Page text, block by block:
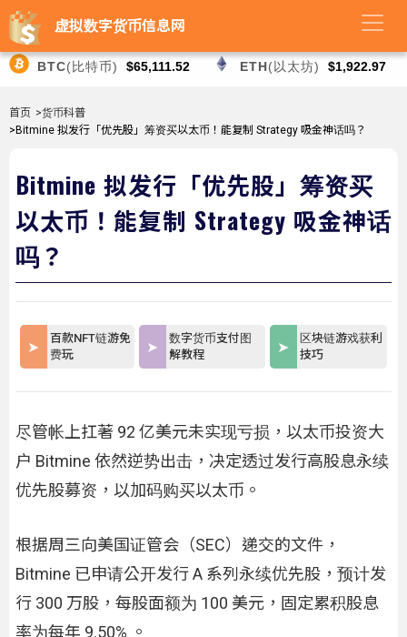
虚拟数字货币信息网
BTC(比特币) $65,111.52 ETH(以太坊) $1,922.97
首页 >货币科普
>Bitmine 拟发行「优先股」筹资买以太币！能复制 Strategy 吸金神话吗？
Bitmine 拟发行「优先股」筹资买
以太币！能复制 Strategy 吸金神话
吗？
百款NFT链游免
费玩
数字货币支付图
解教程
区块链游戏获利
技巧
尽管帐上扛著 92 亿美元未实现亏损，以太币投资大
户 Bitmine 依然逆势出击，决定透过发行高股息永续
优先股募资，以加码购买以太币。
根据周三向美国证管会（SEC）递交的文件，
Bitmine 已申请公开发行 A 系列永续优先股，预计发
行 300 万股，每股面额为 100 美元，固定累积股息
率为每年 9.50% 。